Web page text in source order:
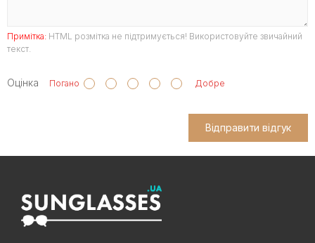
Примітка: HTML розмітка не підтримується! Використовуйте звичайний
текст.
Оцінка Погано Добре
Відправити відгук